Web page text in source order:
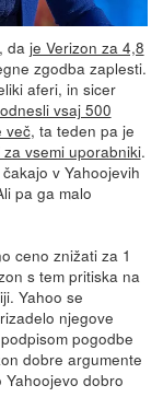
da je Verizon za 4,8
zgodba zaplesti.
aferi, in sicer
vsaj 500
več, ta teden pa je
vsemi uporabniki.
v Yahoojevih
pa ga malo
ceno znižati za 1
s tem pritiska na
Yahoo se
njegove
pogodbe
dobre argumente
dobro